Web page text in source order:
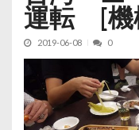
運転 [機
2019-06-08 0